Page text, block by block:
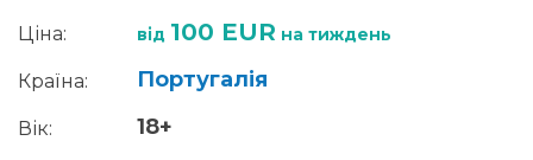
Ціна: від 100 EUR на тиждень
Країна: Португалія
Вік: 18+